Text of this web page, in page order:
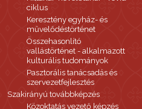
ciklus
Keresztény egyház- és
művelődéstörténet
Összehasonlító
vallástörténet - alkalmazott
kulturális tudományok
Pasztorális tanácsadás és
szervezetfejlesztés
Szakirányú továbbképzés
Közoktatás vezető képzés